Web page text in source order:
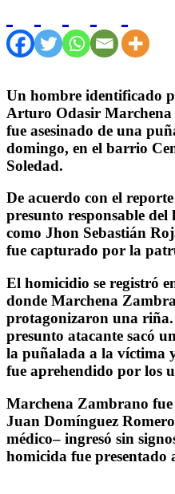
Un hombre identificado
Arturo Odasir Marchena
fue asesinado de una
domingo, en el barrio
Soledad.
De acuerdo con el
presunto responsable
como Jhon Sebastián
fue capturado por la
El homicidio se registró
donde Marchena
protagonizaron una riña.
presunto atacante sacó
la puñalada a la víctima
fue aprehendido por los
Marchena Zambrano
Juan Domínguez
médico– ingresó sin
homicida fue presentado